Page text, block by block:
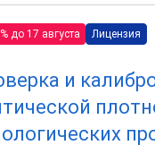
до 17 августа Лицензия
и